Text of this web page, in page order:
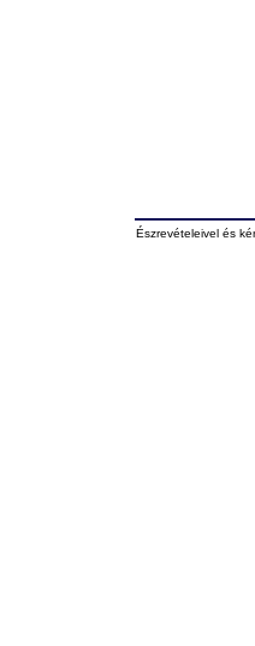
Észrevételeivel és